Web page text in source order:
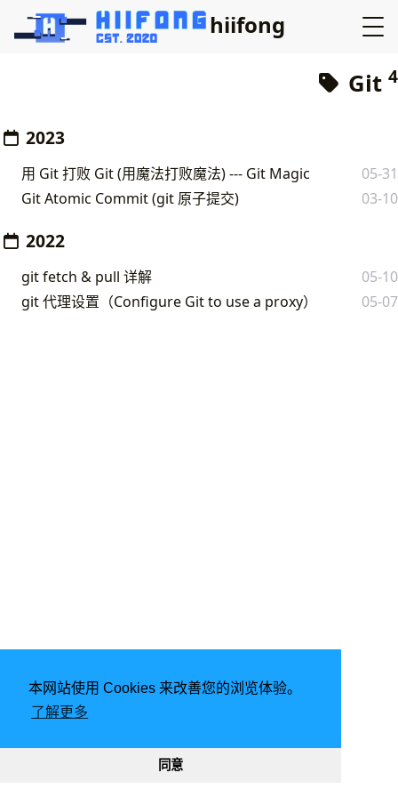
本网站使用 Cookies 来改善您的浏览体验。
了解更多
同意
hiifong
Git 4
2023
用 Git 打败 Git (用魔法打败魔法) --- Git Magic
05-31
Git Atomic Commit (git 原子提交)
03-10
2022
git fetch & pull 详解
05-10
git 代理设置（Configure Git to use a proxy）
05-07
2020 - 2025
8477